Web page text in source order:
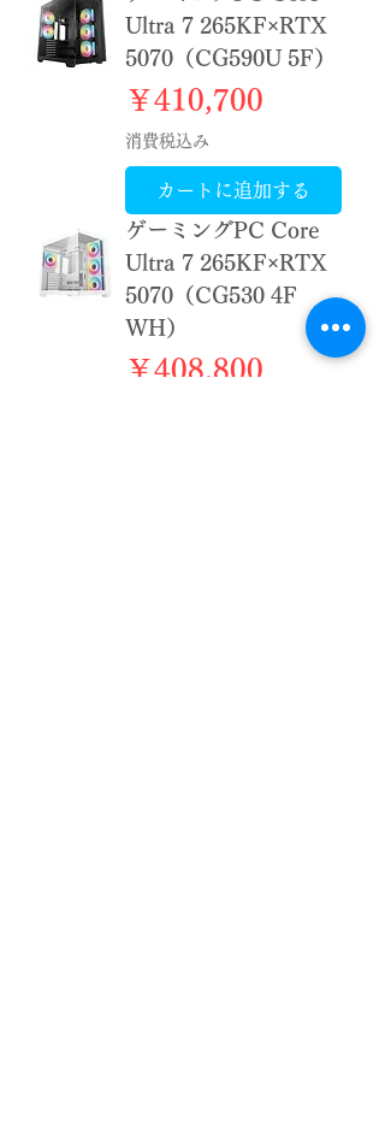
Ultra 7 265KF×RTX
5070（CG590U 5F）
価格
￥410,700
消費税込み
カートに追加する
ゲーミングPC Core
Ultra 7 265KF×RTX
5070（CG530 4F
WH）
価格
￥408,800